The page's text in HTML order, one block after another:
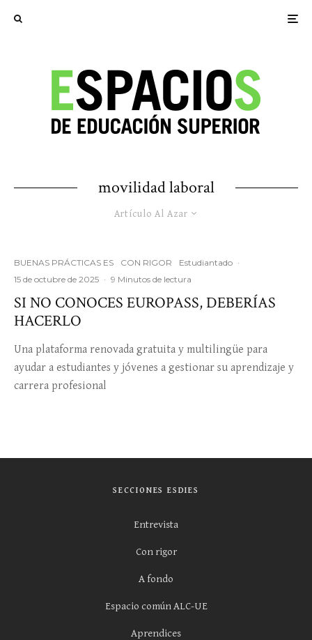
movilidad laboral
Artículo Al Azar
BUENAS PRÁCTICAS ES CON RIGOR Estudiantado ·
15 de octubre de 2025 · 9 Minutos de lectura
SI NO CONOCES EUROPASS, DEBERÍAS
HACERLO
Una plataforma renovada gratuita y multilingüe para
ayudar a estudiantes y jóvenes a gestionar su aprendizaje y
carrera profesional
SECCIONES ESDIES
Entrevista
Con rigor
A fondo
Espacio común ALC-UE
Aprendices